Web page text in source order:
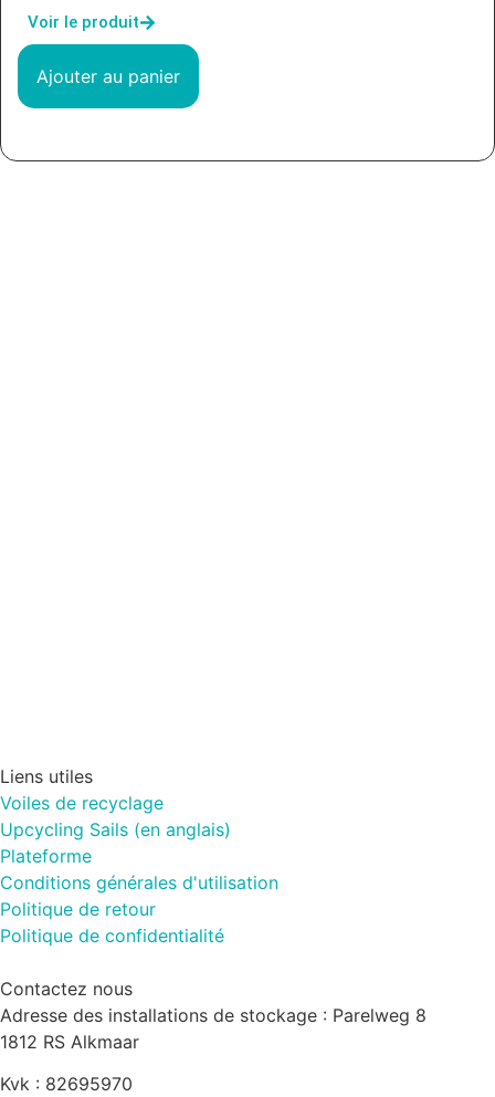
Voir le produit
Ajouter au panier
Liens utiles
Voiles de recyclage
Upcycling Sails (en anglais)
Plateforme
Conditions générales d'utilisation
Politique de retour
Politique de confidentialité
Contactez nous
Adresse des installations de stockage : Parelweg 8
1812 RS Alkmaar
Kvk : 82695970